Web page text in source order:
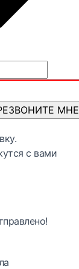
МНЕ
с вами